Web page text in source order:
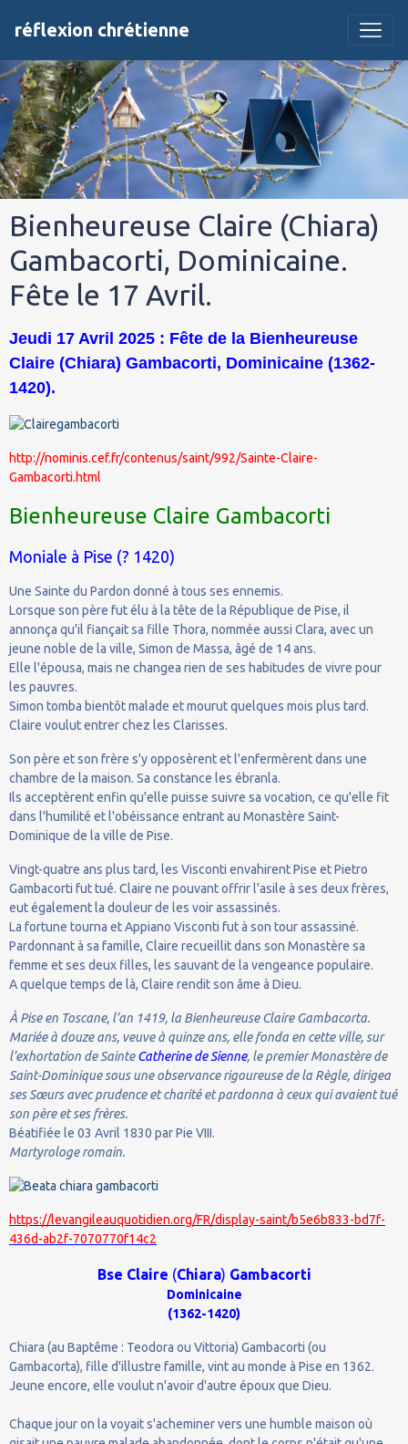
réflexion chrétienne
Bienheureuse Claire (Chiara)
Gambacorti, Dominicaine.
Fête le 17 Avril.
Jeudi 17 Avril 2025 : Fête de la Bienheureuse
Claire (Chiara) Gambacorti, Dominicaine (1362-
1420).
http://nominis.cef.fr/contenus/saint/992/Sainte-Claire-
Gambacorti.html
Bienheureuse Claire Gambacorti
Moniale à Pise (? 1420)
Une Sainte du Pardon donné à tous ses ennemis.
Lorsque son père fut élu à la tête de la République de Pise, il
annonça qu'il fiançait sa fille Thora, nommée aussi Clara, avec un
jeune noble de la ville, Simon de Massa, âgé de 14 ans.
Elle l'épousa, mais ne changea rien de ses habitudes de vivre pour
les pauvres.
Simon tomba bientôt malade et mourut quelques mois plus tard.
Claire voulut entrer chez les Clarisses.
Son père et son frère s'y opposèrent et l'enfermèrent dans une
chambre de la maison. Sa constance les ébranla.
Ils acceptèrent enfin qu'elle puisse suivre sa vocation, ce qu'elle fit
dans l'humilité et l'obéissance entrant au Monastère Saint-
Dominique de la ville de Pise.
Vingt-quatre ans plus tard, les Visconti envahirent Pise et Pietro
Gambacorti fut tué. Claire ne pouvant offrir l'asile à ses deux frères,
eut également la douleur de les voir assassinés.
La fortune tourna et Appiano Visconti fut à son tour assassiné.
Pardonnant à sa famille, Claire recueillit dans son Monastère sa
femme et ses deux filles, les sauvant de la vengeance populaire.
A quelque temps de là, Claire rendit son âme à Dieu.
À Pise en Toscane, l’an 1419, la Bienheureuse Claire Gambacorta.
Mariée à douze ans, veuve à quinze ans, elle fonda en cette ville, sur
l’exhortation de SainteCatherine de Sienne, le premier Monastère de
Saint-Dominique sous une observance rigoureuse de la Règle, dirigea
ses Sœurs avec prudence et charité et pardonna à ceux qui avaient tué
son père et ses frères.
Béatifiée le 03 Avril 1830 par Pie VIII.
Martyrologe romain.
https://levangileauquotidien.org/FR/display-saint/b5e6b833-bd7f-
436d-ab2f-7070770f14c2
Bse Claire (Chiara) Gambacorti
Dominicaine
(1362-1420)
Chiara (au Baptême : Teodora ou Vittoria) Gambacorti (ou
Gambacorta), fille d'illustre famille, vint au monde à Pise en 1362.
Jeune encore, elle voulut n'avoir d'autre époux que Dieu.
Chaque jour on la voyait s'acheminer vers une humble maison où